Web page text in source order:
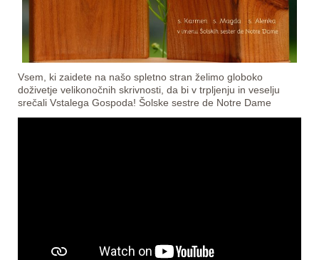
Vsem, ki zaidete na našo spletno stran želimo globoko
doživetje velikonočnih skrivnosti, da bi v trpljenju in veselju
srečali Vstalega Gospoda! Šolske sestre de Notre Dame